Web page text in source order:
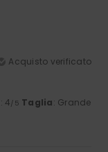
Acquisto verificato
: 4/5 Taglia: Grande